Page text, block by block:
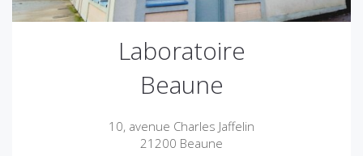
Laboratoire
Beaune
10, avenue Charles Jaffelin
21200 Beaune